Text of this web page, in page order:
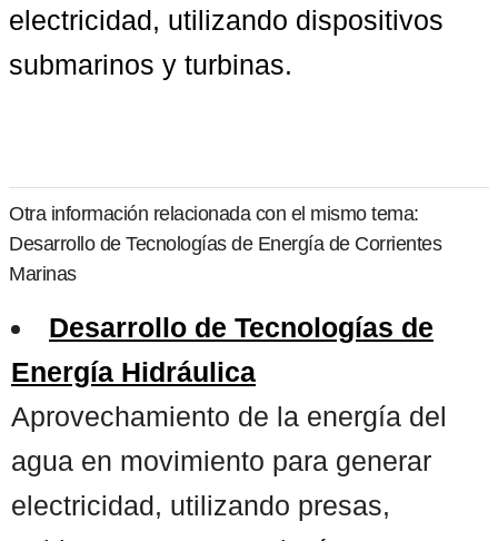
electricidad, utilizando dispositivos
submarinos y turbinas.
Otra información relacionada con el mismo tema:
Desarrollo de Tecnologías de Energía de Corrientes
Marinas
Desarrollo de Tecnologías de
Energía Hidráulica
Aprovechamiento de la energía del
agua en movimiento para generar
electricidad, utilizando presas,